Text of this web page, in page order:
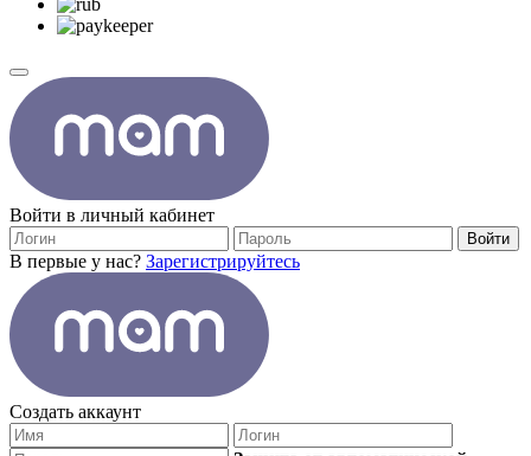
Войти в личный кабинет
Войти
В первые у нас? Зарегистрируйтесь
Создать аккаунт